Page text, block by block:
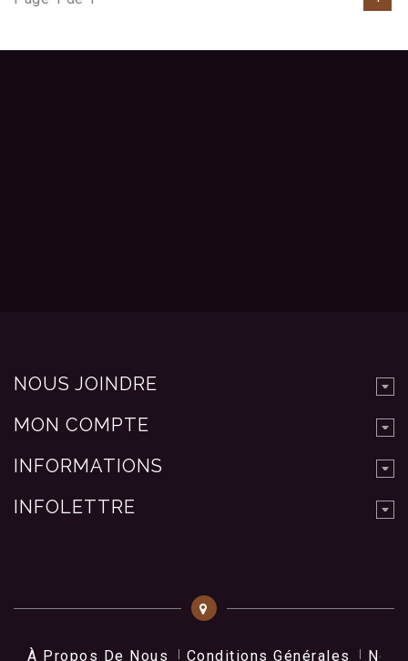
NOUS JOINDRE
MON COMPTE
INFORMATIONS
INFOLETTRE
À Propos De Nous Conditions Générales Nos